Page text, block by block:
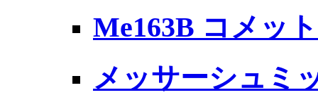
Me163B コメッ
メッサーシュミ